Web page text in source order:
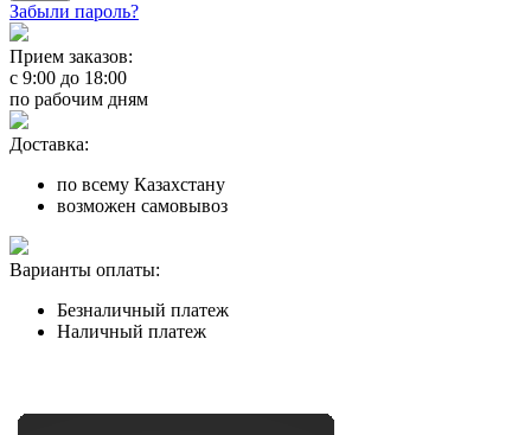
Забыли пароль?
Прием заказов:
с 9:00 до 18:00
по рабочим дням
Доставка:
по всему Казахстану
возможен самовывоз
Варианты оплаты:
Безналичный платеж
Наличный платеж